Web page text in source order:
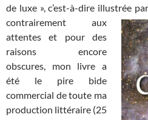
de luxe », c’est-à-dire illustrée
contrairement aux
attentes et pour des
raisons encore
obscures, mon livre a
été le pire bide
commercial de toute ma
production littéraire (25